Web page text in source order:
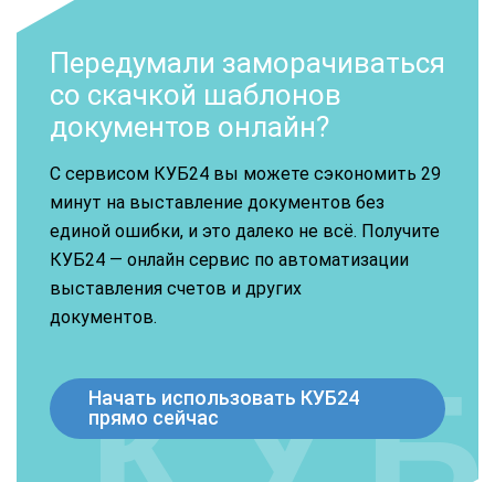
Передумали заморачиваться
со скачкой шаблонов
документов онлайн?
С сервисом КУБ24 вы можете сэкономить 29
минут на выставление документов без
единой ошибки, и это далеко не всё. Получите
КУБ24 — онлайн сервис по автоматизации
выставления счетов и других
документов.
Начать использовать КУБ24
прямо сейчас